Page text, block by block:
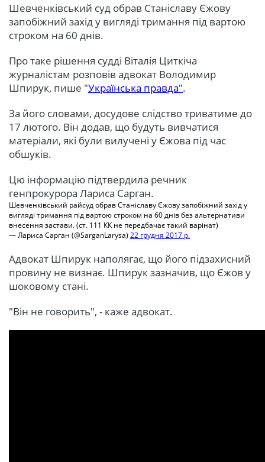
Шевченківський суд обрав Станіславу Єжову
запобіжний захід у вигляді тримання під вартою
строком на 60 днів.
Про таке рішення судді Віталія Циткіча
журналістам розповів адвокат Володимир
Шпирук, пише "Українська правда".
За його словами, досудове слідство триватиме до
17 лютого. Він додав, що будуть вивчатися
матеріали, які були вилучені у Єжова під час
обшуків.
Цю інформацію підтвердила речник
генпрокурора Лариса Сарган.
Шевченківський райсуд обрав Станіславу Єжову запобіжний захід у
вигляді тримання під вартою строком на 60 днів без альтернативи
внесення застави. (ст. 111 КК не передбачає такий варінат)
— Лариса Сарган (@SarganLarysa) 22 грудня 2017 р.
Адвокат Шпирук наполягає, що його підзахисний
провину не визнає. Шпирук зазначив, що Єжов у
шоковому стані.
"Він не говорить", - каже адвокат.